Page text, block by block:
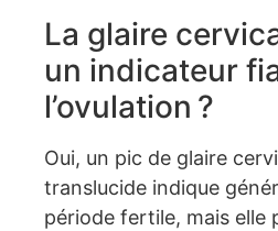
La glaire
un indicateur
l’ovulation ?
Oui, un pic de glaire
translucide indique
période fertile, mais elle